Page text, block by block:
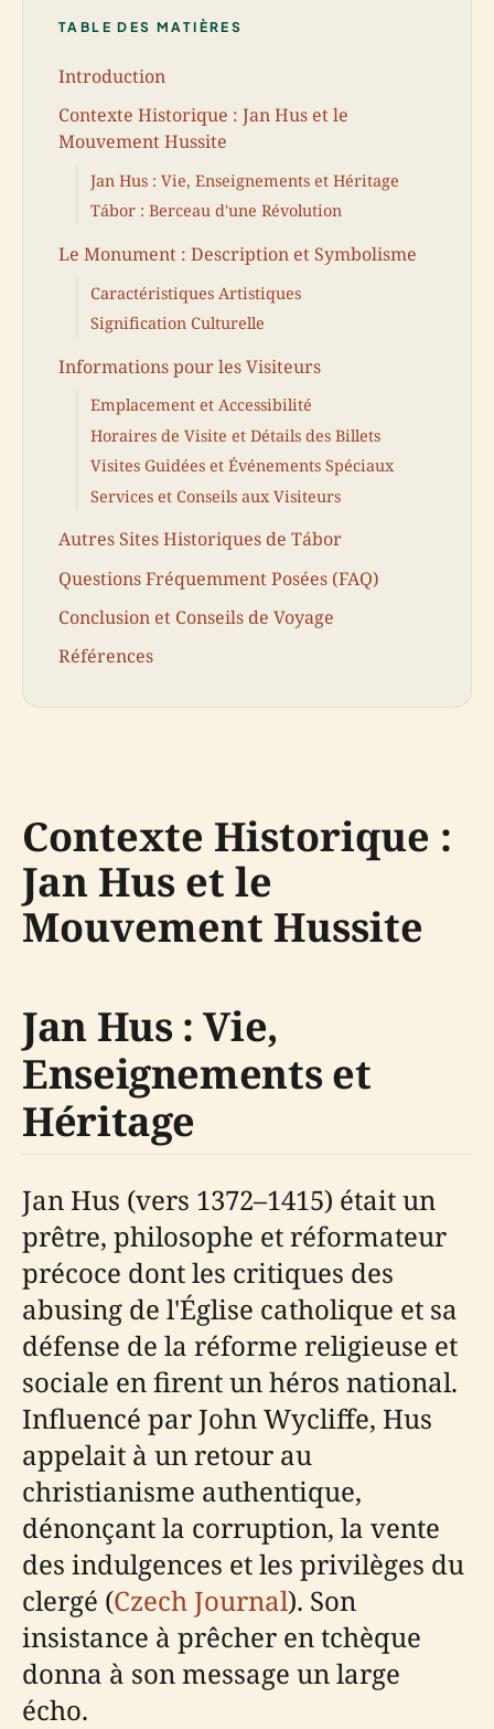
TABLE DES MATIÈRES
Introduction
Contexte Historique : Jan Hus et le
Mouvement Hussite
Jan Hus : Vie, Enseignements et Héritage
Tábor : Berceau d'une Révolution
Le Monument : Description et Symbolisme
Caractéristiques Artistiques
Signification Culturelle
Informations pour les Visiteurs
Emplacement et Accessibilité
Horaires de Visite et Détails des Billets
Visites Guidées et Événements Spéciaux
Services et Conseils aux Visiteurs
Autres Sites Historiques de Tábor
Questions Fréquemment Posées (FAQ)
Conclusion et Conseils de Voyage
Références
Contexte Historique :
Jan Hus et le
Mouvement Hussite
Jan Hus : Vie,
Enseignements et
Héritage
Jan Hus (vers 1372–1415) était un
prêtre, philosophe et réformateur
précoce dont les critiques des
abusing de l'Église catholique et sa
défense de la réforme religieuse et
sociale en firent un héros national.
Influencé par John Wycliffe, Hus
appelait à un retour au
christianisme authentique,
dénonçant la corruption, la vente
des indulgences et les privilèges du
clergé (Czech Journal). Son
insistance à prêcher en tchèque
donna à son message un large
écho.